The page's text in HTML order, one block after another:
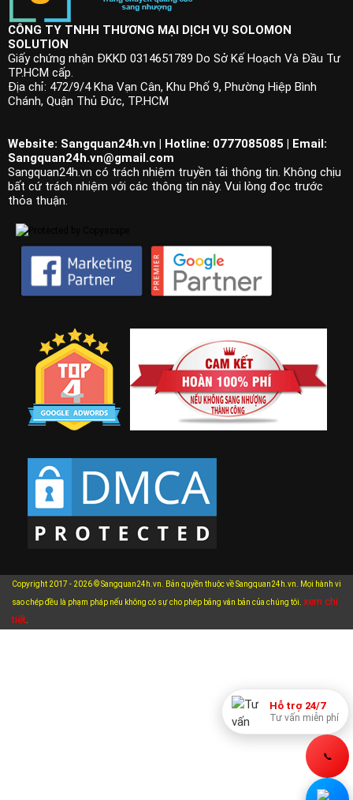
Hỗ trợ 24/7
Tư vấn miễn phí
📞
CÔNG TY TNHH THƯƠNG MẠI DỊCH VỤ SOLOMON
SOLUTION
Giấy chứng nhận ĐKKD 0314651789 Do Sở Kế Hoạch Và Đầu Tư
TP.HCM cấp.
Địa chỉ: 472/9/4 Kha Vạn Cân, Khu Phố 9, Phường Hiệp Bình
Chánh, Quận Thủ Đức, TP.HCM
Website: Sangquan24h.vn | Hotline: 0777085085 | Email:
Sangquan24h.vn@gmail.com
Sangquan24h.vn có trách nhiệm truyền tải thông tin. Không chịu
bất cứ trách nhiệm với các thông tin này. Vui lòng đọc trước
thỏa thuận.
Copyright 2017 - 2026 © Sangquan24h.vn. Bản quyền thuộc về Sangquan24h.vn. Mọi hành vi
sao chép đều là phạm pháp nếu không có sự cho phép bằng văn bản của chúng tôi. xem chi
tiết